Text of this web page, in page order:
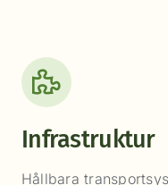
Infrastruktur
Hållbara